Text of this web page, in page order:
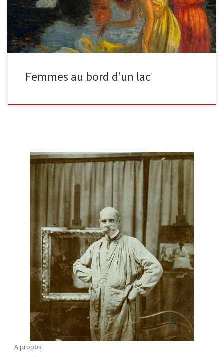
Femmes au bord d’un lac
A propos